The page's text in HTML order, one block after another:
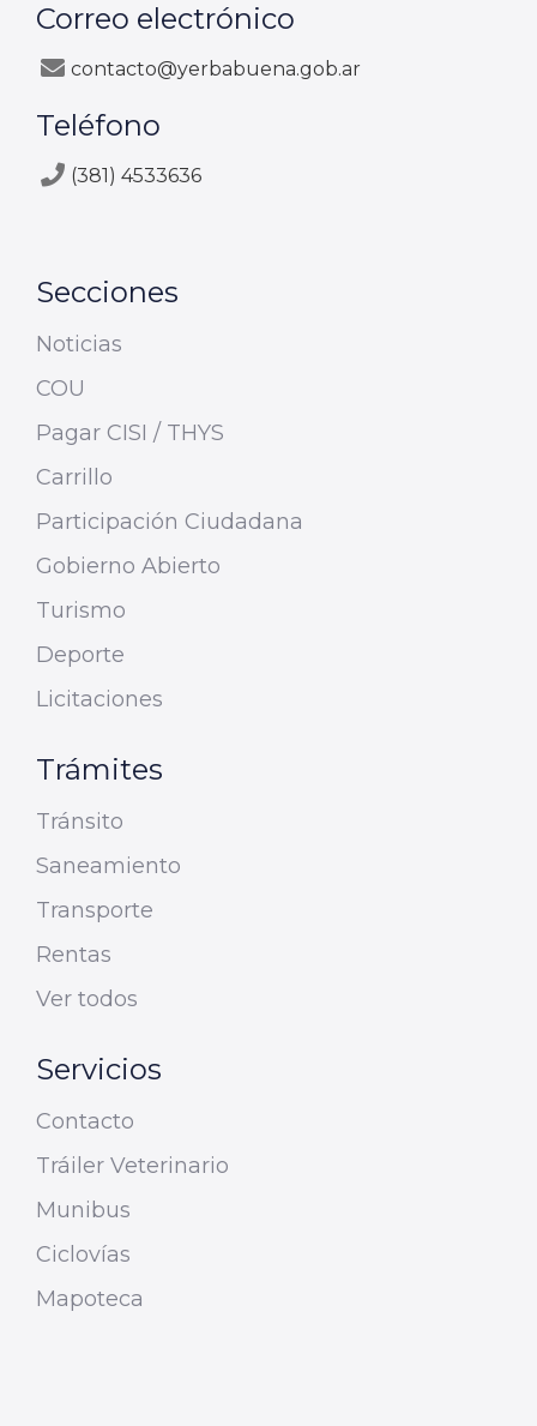
Correo electrónico
contacto@yerbabuena.gob.ar
Teléfono
(381) 4533636
Secciones
Noticias
COU
Pagar CISI / THYS
Carrillo
Participación Ciudadana
Gobierno Abierto
Turismo
Deporte
Licitaciones
Trámites
Tránsito
Saneamiento
Transporte
Rentas
Ver todos
Servicios
Contacto
Tráiler Veterinario
Munibus
Ciclovías
Mapoteca